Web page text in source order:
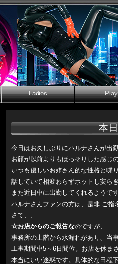
Ladies Play
本
今日はお久しぶりにハルナさんが出
お顔が以前よりもほっそりした感じ
いつも優しいお姉さん的な性格と喋り
話していて相変わらずホットし安らぎ
また近日中に出勤してくれるようです
ハルナさんファンの方は、是非 ご指
さて、、
☆お店からのご報告なのですが、
事務所の上階から水漏れがあり、当
工事期間中5～6日間位。お店を休ま
本当にいい迷惑です。具体的な日程